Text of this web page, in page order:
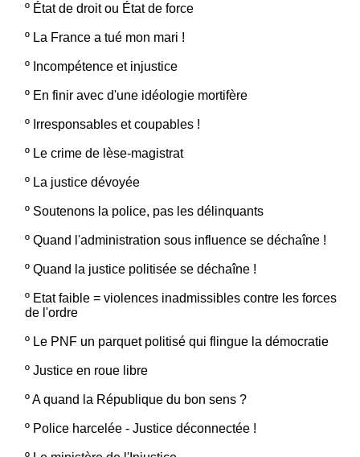
º État de droit ou État de force
º La France a tué mon mari !
º Incompétence et injustice
º En finir avec d'une idéologie mortifère
º Irresponsables et coupables !
º Le crime de lèse-magistrat
º La justice dévoyée
º Soutenons la police, pas les délinquants
º Quand l'administration sous influence se déchaîne !
º Quand la justice politisée se déchaîne !
º Etat faible = violences inadmissibles contre les forces
de l'ordre
º Le PNF un parquet politisé qui flingue la démocratie
º Justice en roue libre
ºA quand la République du bon sens ?
º Police harcelée - Justice déconnectée !